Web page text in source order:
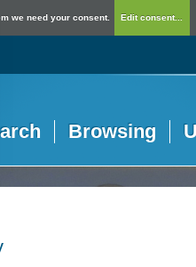
we need your consent. Edit consent...
Browsing